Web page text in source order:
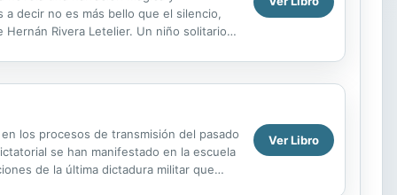
decir no es más bello que el silencio,
Rivera Letelier. Un niño solitario y
los procesos de transmisión del pasado
se han manifestado en la escuela
de la última dictadura militar que
Ver Libro